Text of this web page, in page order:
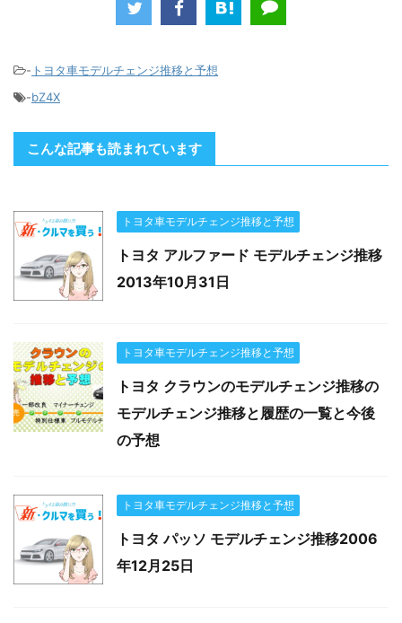
- トヨタ車モデルチェンジ推移と予想
-bZ4X
こんな記事も読まれています
トヨタ車モデルチェンジ推移と予想
トヨタ アルファード モデルチェンジ推移
2013年10月31日
トヨタ車モデルチェンジ推移と予想
トヨタ クラウンのモデルチェンジ推移の
モデルチェンジ推移と履歴の一覧と今後
の予想
トヨタ車モデルチェンジ推移と予想
トヨタ パッソ モデルチェンジ推移2006
年12月25日